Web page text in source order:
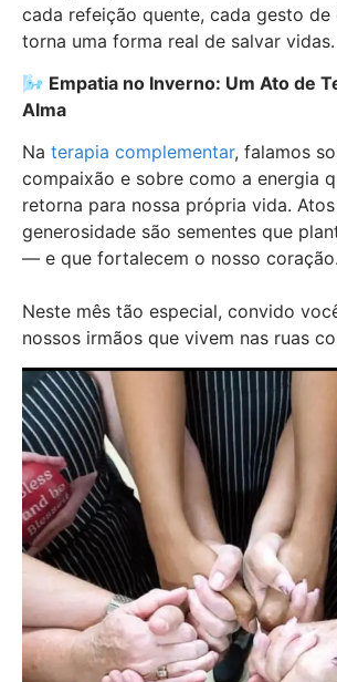
cada refeição quente, cada gesto de
torna uma forma real de salvar vidas.
🌬️ Empatia no Inverno: Um Ato de
Alma
Na terapia complementar, falamos
compaixão e sobre como a energia
retorna para nossa própria vida.
generosidade são sementes que
— e que fortalecem o nosso coração.
Neste mês tão especial, convido
nossos irmãos que vivem nas ruas